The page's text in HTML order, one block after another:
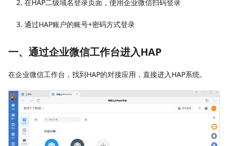
在HAP二级域名登录页面，使用企业微信扫码登录
通过HAP账户的账号+密码方式登录
一、通过企业微信工作台进入HAP
在企业微信工作台，找到HAP的对接应用，直接进入HAP系统。